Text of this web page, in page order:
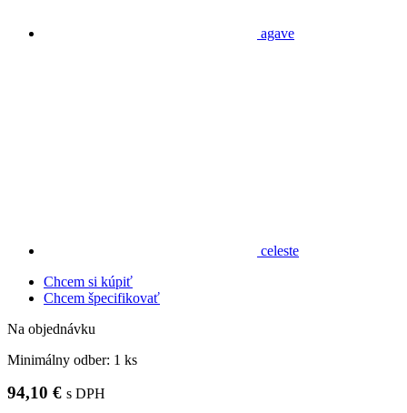
agave
celeste
Chcem si kúpiť
Chcem špecifikovať
Na objednávku
Minimálny odber: 1 ks
94,10 € s DPH